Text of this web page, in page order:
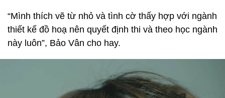
“Mình thích vẽ từ nhỏ và tình cờ thấy hợp với ngành
thiết kế đồ hoạ nên quyết định thi và theo học ngành
này luôn”, Bảo Vân cho hay.